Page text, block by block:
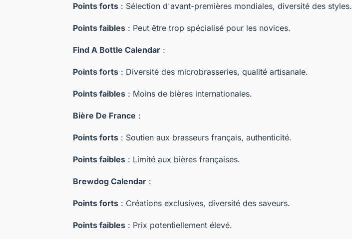
Points forts : Sélection d'avant-premières mondiales, diversité des styles.
Points faibles : Peut être trop spécialisé pour les novices.
Find A Bottle Calendar :
Points forts : Diversité des microbrasseries, qualité artisanale.
Points faibles : Moins de bières internationales.
Bière De France :
Points forts : Soutien aux brasseurs français, authenticité.
Points faibles : Limité aux bières françaises.
Brewdog Calendar :
Points forts : Créations exclusives, diversité des saveurs.
Points faibles : Prix potentiellement élevé.